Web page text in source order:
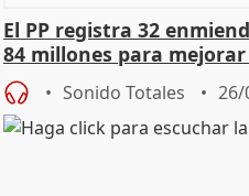
El PP registra 32
84 millones para mejorar
Sonido Totales 26/